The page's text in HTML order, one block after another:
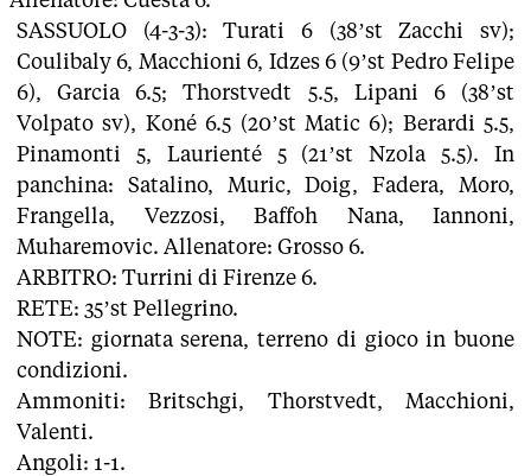
SASSUOLO (4-3-3): Turati 6 (38’st Zacchi sv);
Coulibaly 6, Macchioni 6, Idzes 6 (9’st Pedro Felipe
6), Garcia 6.5; Thorstvedt 5.5, Lipani 6 (38’st
Volpato sv), Koné 6.5 (20’st Matic 6); Berardi 5.5,
Pinamonti 5, Laurienté 5 (21’st Nzola 5.5). In
panchina: Satalino, Muric, Doig, Fadera, Moro,
Frangella, Vezzosi, Baffoh Nana, Iannoni,
Muharemovic. Allenatore: Grosso 6.
ARBITRO: Turrini di Firenze 6.
RETE: 35’st Pellegrino.
NOTE: giornata serena, terreno di gioco in buone
condizioni.
Ammoniti: Britschgi, Thorstvedt, Macchioni,
Valenti.
Angoli: 1-1.